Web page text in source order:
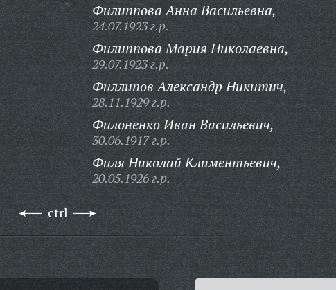
Филиппова Анна Васильевна,
24.07.1923 г.р.
Филиппова Мария Николаевна,
29.07.1923 г.р.
Филлипов Александр Никитич,
28.11.1929 г.р.
Филоненко Иван Васильевич,
30.06.1917 г.р.
Филя Николай Климентьевич,
20.05.1926 г.р.
ctrl